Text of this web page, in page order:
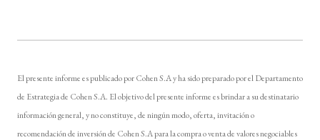
El presente informe es publicado por Cohen S.A y ha sido preparado por el Departamento
de Estrategia de Cohen S.A. El objetivo del presente informe es brindar a su destinatario
información general, y no constituye, de ningún modo, oferta, invitación o
recomendación de inversión de Cohen S.A para la compra o venta de valores negociables